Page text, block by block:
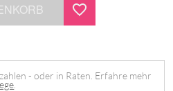
- oder in Raten. Erfahre mehr